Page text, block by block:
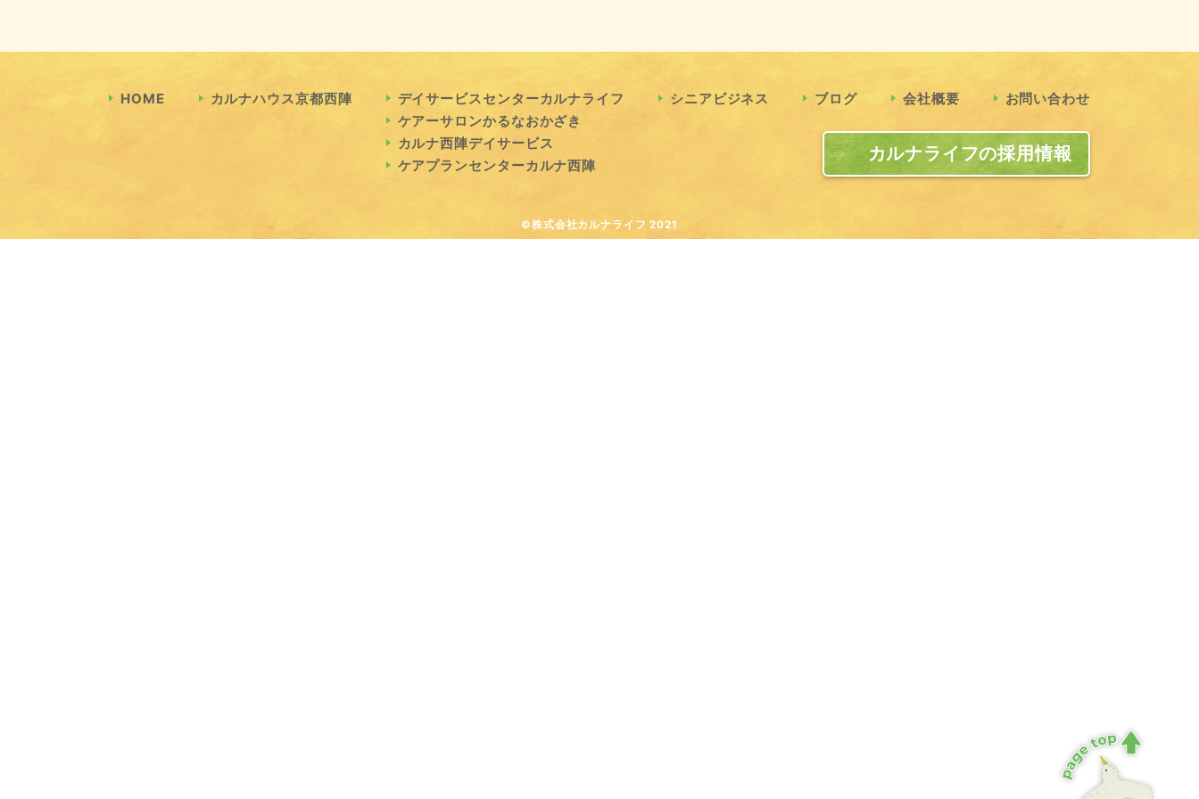
HOME カルナハウス京都西陣
デイサービスセンターカルナライフ
ケアーサロンかるなおかざき
カルナ西陣デイサービス
ケアプランセンターカルナ西陣
シニアビジネス ブログ 会社概要 お問い合わせ
カルナライフの採用情報
©株式会社カルナライフ 2021